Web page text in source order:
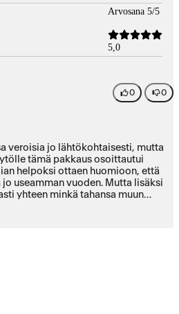
Arvosana 5/5
5,0
0 0
veroisia jo lähtökohtaisesti, mutta
tämä pakkaus osoittautui
helpoksi ottaen huomioon, että
useamman vuoden. Mutta lisäksi
yhteen minkä tahansa muun
vuotta jatkossa. Ei kai kukaan